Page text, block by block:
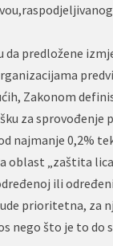
da predložene
Zakonom
za sprovođenje
najmanje 0,2%
oblast „zaštita
ili
prioritetna, za
nego što je to do